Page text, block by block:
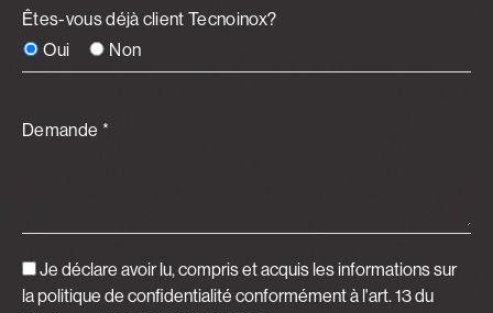
Êtes-vous déjà client Tecnoinox?
Oui
Non
Demande *
Je déclare avoir lu, compris et acquis les informations sur
la politique de confidentialité conformément à l'art. 13 du